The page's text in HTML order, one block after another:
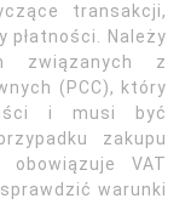
transakcji,
płatności. Należy
związanych z
(PCC), który
i musi być
zakupu
VAT
warunki